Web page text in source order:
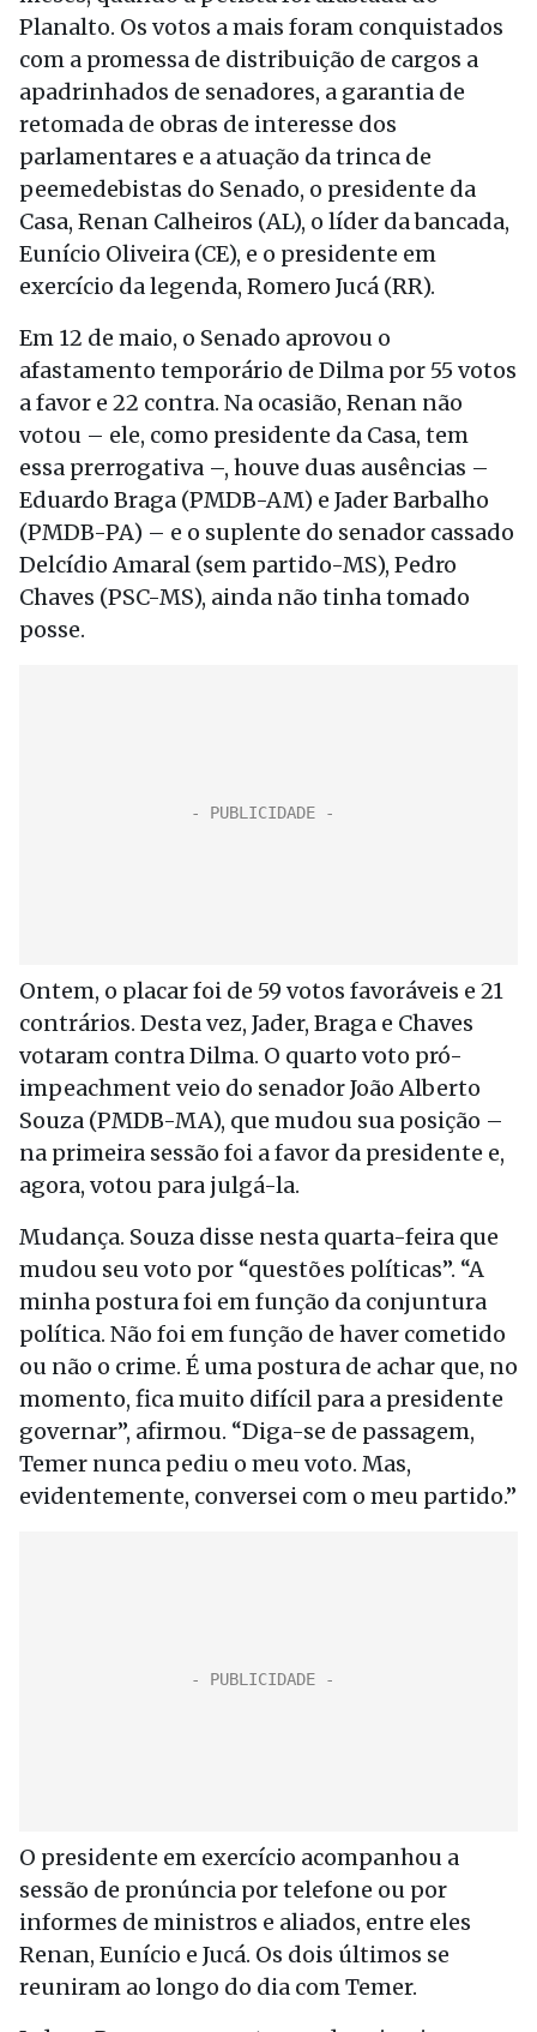
Planalto. Os votos a mais foram conquistados
com a promessa de distribuição de cargos a
apadrinhados de senadores, a garantia de
retomada de obras de interesse dos
parlamentares e a atuação da trinca de
peemedebistas do Senado, o presidente da
Casa, Renan Calheiros (AL), o líder da bancada,
Eunício Oliveira (CE), e o presidente em
exercício da legenda, Romero Jucá (RR).
Em 12 de maio, o Senado aprovou o
afastamento temporário de Dilma por 55 votos
a favor e 22 contra. Na ocasião, Renan não
votou – ele, como presidente da Casa, tem
essa prerrogativa –, houve duas ausências –
Eduardo Braga (PMDB-AM) e Jader Barbalho
(PMDB-PA) – e o suplente do senador cassado
Delcídio Amaral (sem partido-MS), Pedro
Chaves (PSC-MS), ainda não tinha tomado
posse.
Ontem, o placar foi de 59 votos favoráveis e 21
contrários. Desta vez, Jader, Braga e Chaves
votaram contra Dilma. O quarto voto pró-
impeachment veio do senador João Alberto
Souza (PMDB-MA), que mudou sua posição –
na primeira sessão foi a favor da presidente e,
agora, votou para julgá-la.
Mudança. Souza disse nesta quarta-feira que
mudou seu voto por “questões políticas”. “A
minha postura foi em função da conjuntura
política. Não foi em função de haver cometido
ou não o crime. É uma postura de achar que, no
momento, fica muito difícil para a presidente
governar”, afirmou. “Diga-se de passagem,
Temer nunca pediu o meu voto. Mas,
evidentemente, conversei com o meu partido.”
O presidente em exercício acompanhou a
sessão de pronúncia por telefone ou por
informes de ministros e aliados, entre eles
Renan, Eunício e Jucá. Os dois últimos se
reuniram ao longo do dia com Temer.